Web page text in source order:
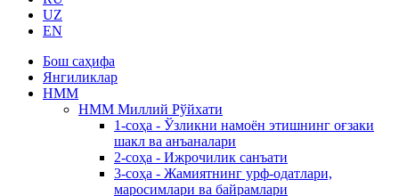
UZ
EN
Бош саҳифа
Янгиликлар
НММ
НММ Миллий Рўйхати
1-соҳа - Ўзликни намоён этишнинг оғзаки
шакл ва анъаналари
2-соҳа - Ижрочилик санъати
3-соҳа - Жамиятнинг урф-одатлари,
маросимлари ва байрамлари